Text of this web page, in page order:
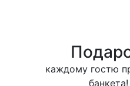
каждому гостю
банкета!